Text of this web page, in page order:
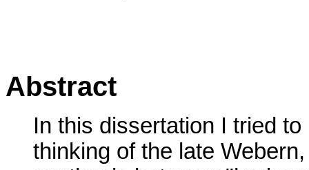
Abstract
In this dissertation I tried
thinking of the late